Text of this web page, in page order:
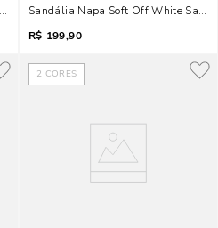
Sandália Napa Soft Off White Salto
R$ 199,90
2 CORES